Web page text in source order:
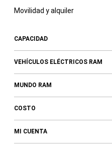
Movilidad y alquiler
CAPACIDAD
VEHÍCULOS ELÉCTRICOS RAM
MUNDO RAM
COSTO
MI CUENTA